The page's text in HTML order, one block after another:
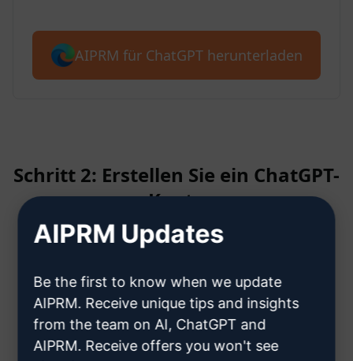
AIPRM für ChatGPT herunterladen
Schritt 2: Erstellen Sie ein ChatGPT-
Konto
ChatGPT-Konto erstellen können
AIPRM Updates
Be the first to know when we update
AIPRM. Receive unique tips and insights
from the team on AI, ChatGPT and
AIPRM. Receive offers you won't see